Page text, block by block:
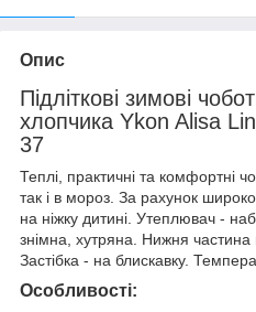
Опис
Підліткові зимові
хлопчика Ykon Alisa
37
Теплі, практичні та комфортні
так і в мороз. За рахунок
на ніжку дитині. Утеплювач -
знімна, хутряна. Нижня частина
Застібка - на блискавку.
Особливості: